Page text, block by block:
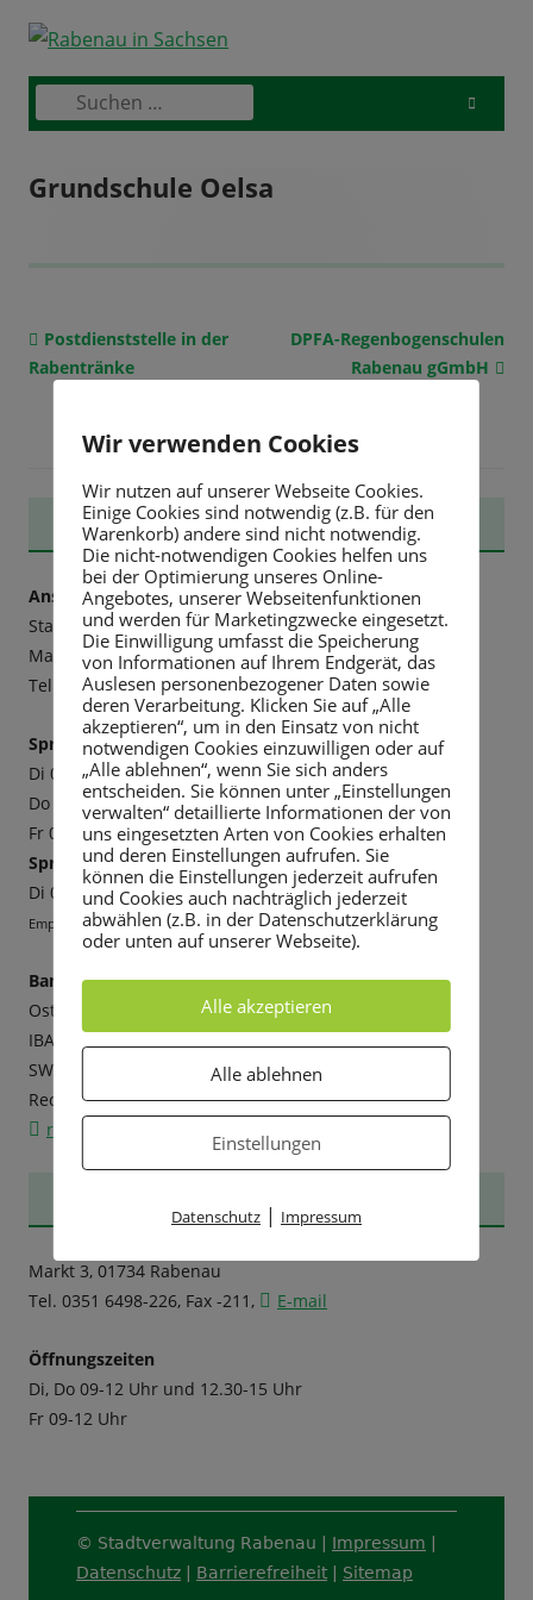
Skip
contentPrimary
Suchen
nach:
Grundschule Oelsa
Beitragsnavigation
Vorheriger
Beitrag:
Postdienststelle in der
Rabentränke
Nächster
DPFA-Regenbogenschulen
Rabenau gGmbH
Haupt-
Seitenleiste
STADTVERWALTUNG
Anschrift:
Stadtverwaltung Rabenau
Markt 3, 01734 Rabenau
Tel. 0351 6498-20, Fax -211,
E-mail
Sprechzeiten:
Di 09-12 Uhr und 13-18 Uhr
Do 09-12 Uhr und 13-16 Uhr
Fr 09-12 Uhr
Sprechzeiten Bürgermeister:
Di 09-12 Uhr und 13-18 Uhr
Empfehlenswert ist die Vereinbarung eines Termins.
Bankverbindung
Ostsächsische Sparkasse Dresden
IBAN: DE14850503003024000460
SWIFT (BIC): OSDDDE81XXX
Rechnungen senden Sie bitte an:
rechnung@stadt-rabenau.de
Markt 3, 01734 Rabenau
Tel. 0351 6498-226, Fax -211,
E-mail
Öffnungszeiten
Di, Do 09-12 Uhr und 12.30-15 Uhr
Fr 09-12 Uhr
Footer
Content
© Stadtverwaltung Rabenau | Impressum
Datenschutz
Barrierefreiheit Sitemap
Wir verwenden Cookies
Wir nutzen auf unserer Webseite Cookies.
Einige Cookies sind notwendig (z.B. für den
Warenkorb) andere sind nicht notwendig.
Die nicht-notwendigen Cookies helfen uns
bei der Optimierung unseres Online-
Angebotes, unserer Webseitenfunktionen
und werden für Marketingzwecke eingesetzt.
Die Einwilligung umfasst die Speicherung
von Informationen auf Ihrem Endgerät, das
Auslesen personenbezogener Daten sowie
deren Verarbeitung. Klicken Sie auf „Alle
akzeptieren“, um in den Einsatz von nicht
notwendigen Cookies einzuwilligen oder auf
„Alle ablehnen“, wenn Sie sich anders
entscheiden. Sie können unter „Einstellungen
verwalten“ detaillierte Informationen der von
uns eingesetzten Arten von Cookies erhalten
und deren Einstellungen aufrufen. Sie
können die Einstellungen jederzeit aufrufen
und Cookies auch nachträglich jederzeit
abwählen (z.B. in der Datenschutzerklärung
oder unten auf unserer Webseite).
Alle akzeptieren
Alle ablehnen
Einstellungen
Datenschutz| Impressum